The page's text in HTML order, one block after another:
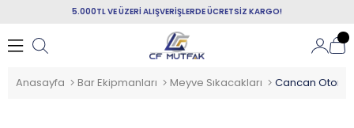
5.000TL VE ÜZERİ ALIŞVERİŞLERDE ÜCRETSİZ KARGO!
Anasayfa Bar Ekipmanları Meyve Sıkacakları